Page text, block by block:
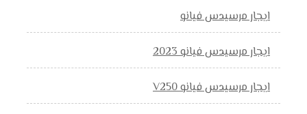
ايجار مرسيدس فيانو
ايجار مرسيدس فيانو 2023
ايجار مرسيدس فيانو V250